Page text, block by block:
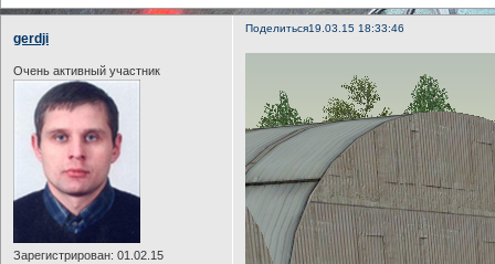
Поделиться19.03.15 18:33:46
gerdji
Очень активный участник
Зарегистрирован: 01.02.15